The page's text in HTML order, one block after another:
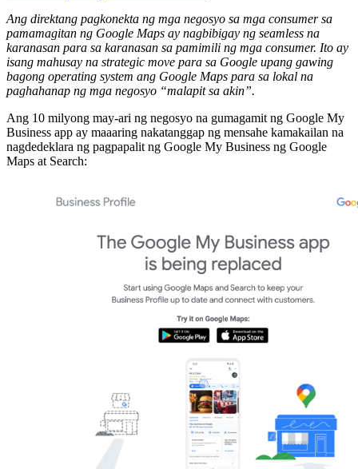
Ang direktang pagkonekta ng mga negosyo sa mga consumer sa
pamamagitan ng Google Maps ay nagbibigay ng seamless na
karanasan para sa karanasan sa pamimili ng mga consumer. Ito ay
isang mahusay na strategic move para sa Google upang gawing
bagong operating system ang Google Maps para sa lokal na
paghahanap ng mga negosyo “malapit sa akin”.
Ang 10 milyong may-ari ng negosyo na gumagamit ng Google My
Business app ay maaaring nakatanggap ng mensahe kamakailan na
nagdedeklara ng pagpapalit ng Google My Business ng Google
Maps at Search: